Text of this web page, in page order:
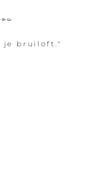
je bruiloft."